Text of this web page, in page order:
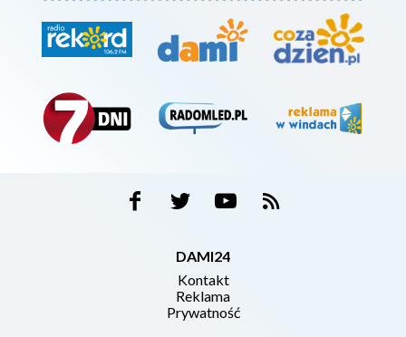
DAMI24
Kontakt
Reklama
Prywatność